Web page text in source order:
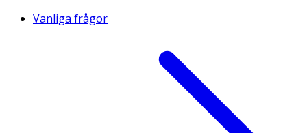
Vanliga frågor